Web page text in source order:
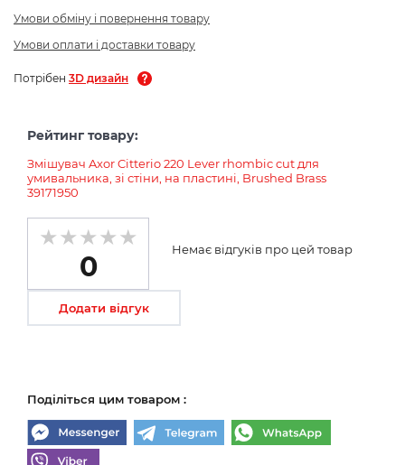
Умови обміну і повернення товару
Умови оплати і доставки товару
Потрібен 3D дизайн
Рейтинг товару:
Змішувач Axor Citterio 220 Lever rhombic cut для
умивальника, зі стіни, на пластині, Brushed Brass
39171950
0
Немає відгуків про цей товар
Додати відгук
Поділіться цим товаром :